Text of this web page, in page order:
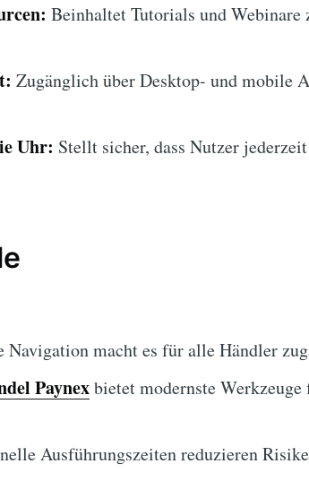
Beinhaltet Tutorials und Webinare
Zugänglich über Desktop- und mobile
Uhr: Stellt sicher, dass Nutzer
Navigation macht es für alle Händler
Paynexbietet modernste
Ausführungszeiten reduzieren